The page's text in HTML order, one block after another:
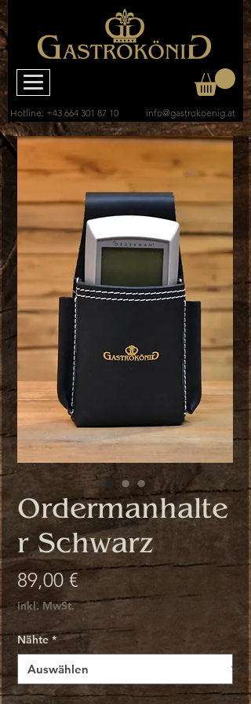
Hotline: +43 664 301 87 10 info@gastrokoenig.at
Ordermanhalte
r Schwarz
89,00 €Preis
inkl. MwSt.
Nähte *